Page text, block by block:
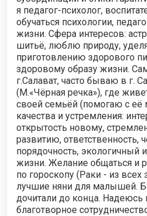
я педагог-психолог,
обучаться психологии,
жизни. Сфера интересов:
шитьё, люблю природу,
приготовлению здорового
здоровому образу жизни.
г.Салават, часто бываю в г.
(М.«Чёрная речка»), где
своей семьёй (помогаю с
качества и устремления:
открытость новому,
развитию, ответственность,
порядочность, экологичный
жизни. Желание общаться и
по гороскопу (Раки - из всех
лучшие няни для малышей.
дочитали до конца. Надеюсь
благотворное